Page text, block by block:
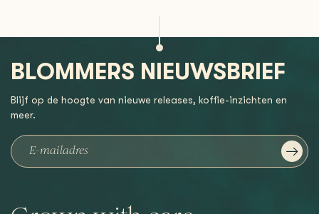
BLOMMERS NIEUWSBRIEF
Blijf op de hoogte van nieuwe releases, koffie-inzichten en
meer.